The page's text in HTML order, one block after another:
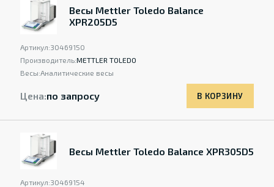
Весы Mettler Toledo Balance
XPR205D5
Артикул:30469150
Производитель:METTLER TOLEDO
Весы:Аналитические весы
Цена:по запросу В КОРЗИНУ
Весы Mettler Toledo Balance XPR305D5
Артикул:30469154